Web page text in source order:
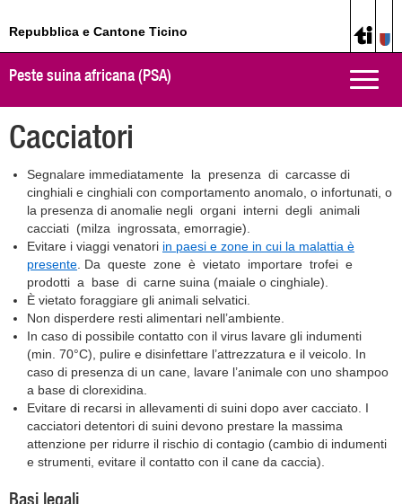
Repubblica e Cantone Ticino
Toggle
Peste suina africana (PSA)
Cacciatori
Segnalare immediatamente la presenza di carcasse di
cinghiali e cinghiali con comportamento anomalo, o infortunati, o
la presenza di anomalie negli organi interni degli animali
cacciati (milza ingrossata, emorragie).
Evitare i viaggi venatori in paesi e zone in cui la malattia è
presente . Da queste zone è vietato importare trofei e
prodotti a base di carne suina (maiale o cinghiale).
È vietato foraggiare gli animali selvatici.
Non disperdere resti alimentari nell’ambiente.
In caso di possibile contatto con il virus lavare gli indumenti
(min. 70°C), pulire e disinfettare l’attrezzatura e il veicolo. In
caso di presenza di un cane, lavare l’animale con uno shampoo
a base di clorexidina.
Evitare di recarsi in allevamenti di suini dopo aver cacciato. I
cacciatori detentori di suini devono prestare la massima
attenzione per ridurre il rischio di contagio (cambio di indumenti
e strumenti, evitare il contatto con il cane da caccia).
Basi legali